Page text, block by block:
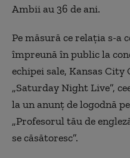
Ambii au 36 de ani.
Pe măsură ce relaţia s-a
împreună în public la
echipei sale, Kansas City
„Saturday Night Live”,
la un anunţ de logodnă
„Profesorul tău de
se căsătoresc”.